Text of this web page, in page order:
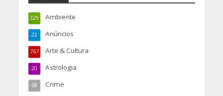
Ambiente
329
Anúncios
22
Arte & Cultura
767
Astrologia
20
Crime
68